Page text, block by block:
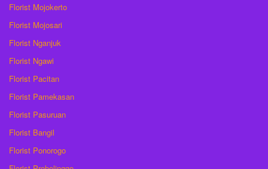
Florist Mojokerto
Florist Mojosari
Florist Nganjuk
Florist Ngawi
Florist Pacitan
Florist Pamekasan
Florist Pasuruan
Florist Bangil
Florist Ponorogo